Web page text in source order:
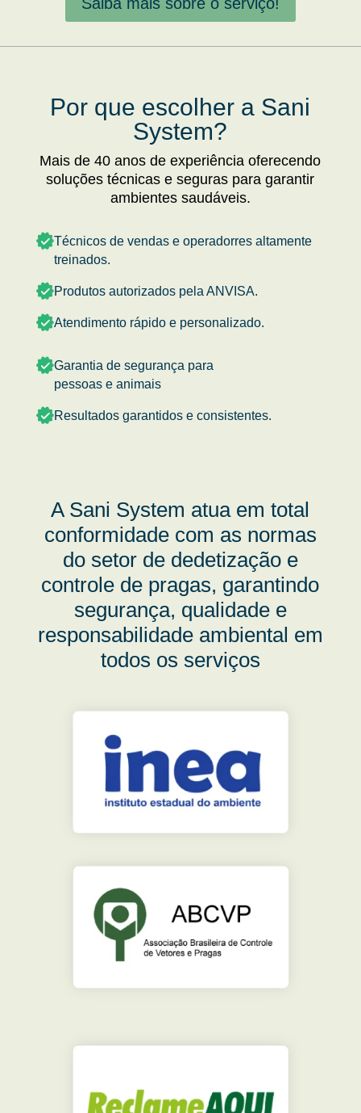
Por que escolher a Sani
System?
Mais de 40 anos de experiência oferecendo
soluções técnicas e seguras para garantir
ambientes saudáveis.
Técnicos de vendas e operadorres altamente
treinados.
Produtos autorizados pela ANVISA.
Atendimento rápido e personalizado.
Garantia de segurança para
pessoas e animais
Resultados garantidos e consistentes.
A Sani System atua em total
conformidade com as normas
do setor de dedetização e
controle de pragas, garantindo
segurança, qualidade e
responsabilidade ambiental em
todos os serviços